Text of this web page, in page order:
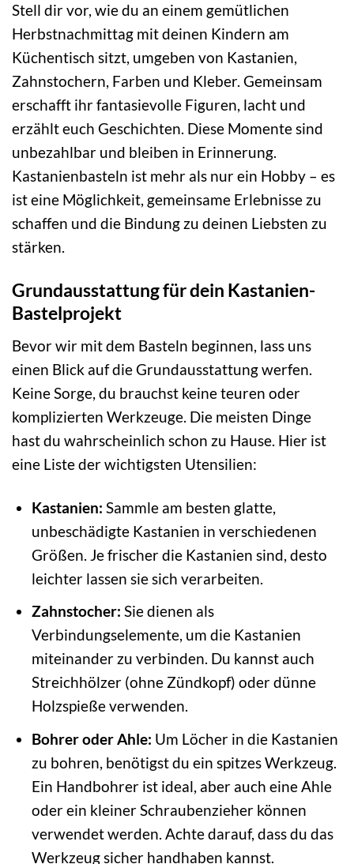
Stell dir vor, wie du an einem gemütlichen
Herbstnachmittag mit deinen Kindern am
Küchentisch sitzt, umgeben von Kastanien,
Zahnstochern, Farben und Kleber. Gemeinsam
erschafft ihr fantasievolle Figuren, lacht und
erzählt euch Geschichten. Diese Momente sind
unbezahlbar und bleiben in Erinnerung.
Kastanienbasteln ist mehr als nur ein Hobby – es
ist eine Möglichkeit, gemeinsame Erlebnisse zu
schaffen und die Bindung zu deinen Liebsten zu
stärken.
Grundausstattung für dein Kastanien-
Bastelprojekt
Bevor wir mit dem Basteln beginnen, lass uns
einen Blick auf die Grundausstattung werfen.
Keine Sorge, du brauchst keine teuren oder
komplizierten Werkzeuge. Die meisten Dinge
hast du wahrscheinlich schon zu Hause. Hier ist
eine Liste der wichtigsten Utensilien:
Kastanien: Sammle am besten glatte,
unbeschädigte Kastanien in verschiedenen
Größen. Je frischer die Kastanien sind, desto
leichter lassen sie sich verarbeiten.
Zahnstocher: Sie dienen als
Verbindungselemente, um die Kastanien
miteinander zu verbinden. Du kannst auch
Streichhölzer (ohne Zündkopf) oder dünne
Holzspieße verwenden.
Bohrer oder Ahle: Um Löcher in die Kastanien
zu bohren, benötigst du ein spitzes Werkzeug.
Ein Handbohrer ist ideal, aber auch eine Ahle
oder ein kleiner Schraubenzieher können
verwendet werden. Achte darauf, dass du das
Werkzeug sicher handhaben kannst.